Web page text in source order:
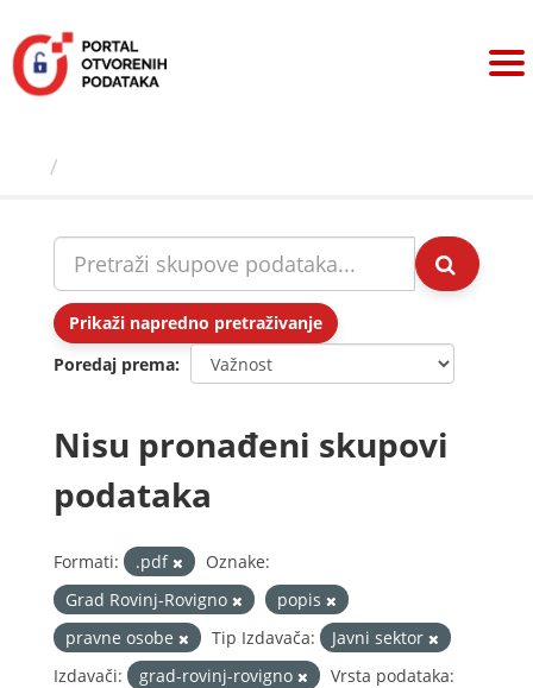
sadržaj
Prikaži napredno pretraživanje
Poredaj prema
Nisu pronađeni skupovi
podataka
Formati: .pdf
Oznake:
Grad Rovinj-Rovigno
popis
pravne osobe
Tip Izdavača:
Javni sektor
Izdavači:
grad-rovinj-rovigno
Vrsta podataka: